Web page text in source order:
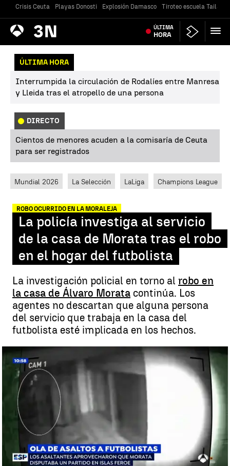
Crisis Ceuta Playas Donosti Explosión Damasco Tiroteo escuela
Antena
3 Noticias ÚLTIMA
HORA
ÚLTIMA HORA
Interrumpida la circulación de Rodalíes entre Manresa
y Lleida tras el atropello de una persona
DIRECTO
Cientos de menores acuden a la comisaría de Ceuta
para ser registrados
Mundial 2026 La Selección LaLiga Champions League
ROBO OCURRIDO EN LA MORALEJA
La policía investiga al servicio
de la casa de Morata tras el robo
en el hogar del futbolista
La investigación policial en torno al robo en
la casa de Álvaro Morata continúa. Los
agentes no descartan que alguna persona
del servicio que trabaja en la casa del
futbolista esté implicada en los hechos.
La policía investiga al servicio de la casa de Morata tras el robo en el
hogar del futbolista |Antena 3 Deportes
Antena 3 Deportes Madrid
Publicado:10 de junio de 2019, 12:30